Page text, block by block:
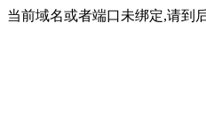
当前域名或者端口未绑定,请到